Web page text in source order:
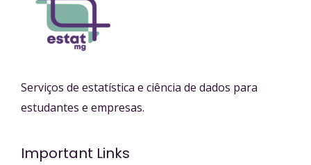
Serviços de estatística e ciência de dados para
estudantes e empresas.
Important Links